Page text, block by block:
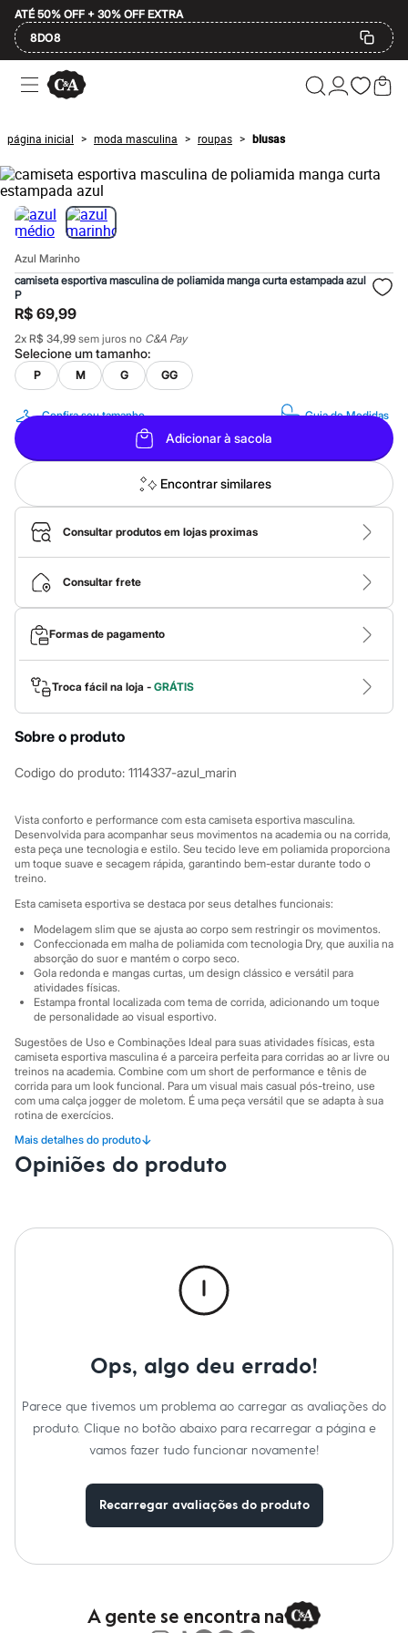
ATÉ 50% OFF + 30% OFF EXTRA
8DO8
Ofertas
Compre por Departamento
Masculino
Infantil
Calçados
Mindse7
Plus Size
Até 20% off
Até 40% off
A partir de 60% off
Feminino
Em alta
Inverno
Alfaiataria
Novidades
Roupas
Blusas e Camisetas
Básicos
Calças
Casacos e Jaquetas
Jeans
Macacões
Saias
Shorts e Bermudas
Vestidos
Acessórios
Bolsas
Bonés e Chapéus
Bijoux
Cintos
Óculos
Relógios
Calçados
Botas
Chinelos
Rasteirinhas
Sandálias
Tênis
City
Sawary
Yessica
Moda esportiva
Acessórios
Blusas
Calçados
Leggings
Shorts e Bermudas
Tops
Moda íntima
Calcinhas
Cintas e Modeladores
Meias
Pijamas
Sutiãs e Tops
Moda praia
Biquínis
Maiôs
Saídas de praia
Personagens
Plus size
Blusas e Camisetas
Calças
Moda esportiva
Shorts e Saias
Calças
Camisetas e Regatas
Casacos e Jaquetas
Bolsas e Mochilas
Chapéus e Bonés
Cintos
Carteiras
página inicial > moda masculina > roupas > blusas
Azul Marinho
camiseta esportiva masculina de poliamida manga curta estampada azul
P
R$ 69,99
2x R$ 34,99 sem juros no C&A Pay
Selecione umtamanho:
P M G GG
Confira seu tamanho Guia de Medidas
Adicionar à sacola
Encontrar similares
Consultar produtos em lojas proximas
Consultar frete
Formas de pagamento
Troca fácil na loja - GRÁTIS
Sobre o produto
Codigo do produto: 1114337-azul_marin
Vista conforto e performance com esta camiseta esportiva masculina.
Desenvolvida para acompanhar seus movimentos na academia ou na corrida,
esta peça une tecnologia e estilo. Seu tecido leve em poliamida proporciona
um toque suave e secagem rápida, garantindo bem-estar durante todo o
treino.
Esta camiseta esportiva se destaca por seus detalhes funcionais:
Modelagem slim que se ajusta ao corpo sem restringir os movimentos.
Confeccionada em malha de poliamida com tecnologia Dry, que auxilia na
absorção do suor e mantém o corpo seco.
Gola redonda e mangas curtas, um design clássico e versátil para
atividades físicas.
Estampa frontal localizada com tema de corrida, adicionando um toque
de personalidade ao visual esportivo.
Sugestões de Uso e Combinações Ideal para suas atividades físicas, esta
camiseta esportiva masculina é a parceira perfeita para corridas ao ar livre ou
treinos na academia. Combine com um short de performance e tênis de
corrida para um look funcional. Para um visual mais casual pós-treino, use
com uma calça jogger de moletom. É uma peça versátil que se adapta à sua
rotina de exercícios.
A gente se encontra na C&A! ❤
Mais detalhes do produto↓
Informacoes gerais:
Opiniões do produto
Ops, algo deu errado!
Parece que tivemos um problema ao carregar as avaliações do
produto. Clique no botão abaixo para recarregar a página e
vamos fazer tudo funcionar novamente!
Recarregar avaliações do produto
A gente se encontra na